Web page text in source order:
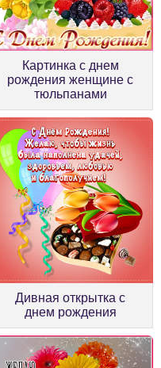
Картинка с днем
рождения женщине с
тюльпанами
Дивная открытка с
днем рождения